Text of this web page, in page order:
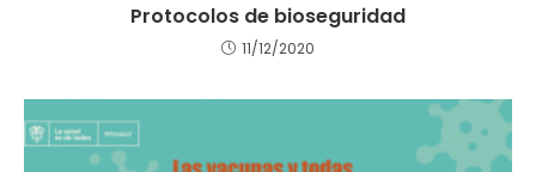
Protocolos de bioseguridad
11/12/2020